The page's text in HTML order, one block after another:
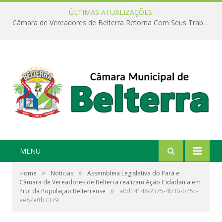
ÚLTIMAS ATUALIZAÇÕES:
Câmara de Vereadores de Belterra Retorna Com Seus Trabalhos Legislativos
MENU
Home » Notícias »
Assembleia Legislativa do Pará e
Câmara de Vereadores de Belterra realizam Ação Cidadania em
Prol da População Belterrense
»
a0d14148-2325-4b3b-b45c-
ae87effb7379